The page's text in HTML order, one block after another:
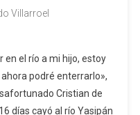
Villarroel
en el río a mi hijo, estoy
podré enterrarlo»,
Cristian de
días cayó al río Yasipán